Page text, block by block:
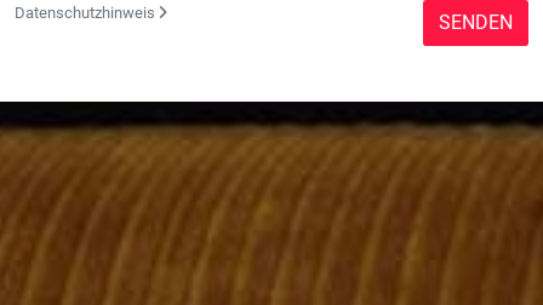
Datenschutzhinweis SENDEN